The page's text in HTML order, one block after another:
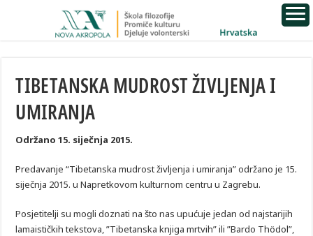
TIBETANSKA MUDROST ŽIVLJENJA I
UMIRANJA
Održano 15. siječnja 2015.
Predavanje “Tibetanska mudrost življenja i umiranja” održano je 15.
siječnja 2015. u Napretkovom kulturnom centru u Zagrebu.
Posjetitelji su mogli doznati na što nas upućuje jedan od najstarijih
lamaističkih tekstova, ”Tibetanska knjiga mrtvih” ili ”Bardo Thödol”,